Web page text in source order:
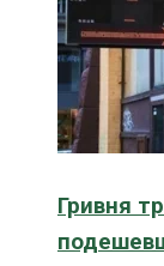
Гривня